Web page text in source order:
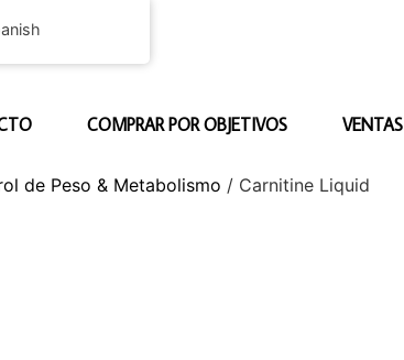
COMPRAR POR OBJETIVOS VENTAS
de Peso & Metabolismo / Carnitine Liquid